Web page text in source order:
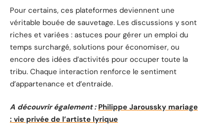
Pour certains, ces plateformes deviennent une
véritable bouée de sauvetage. Les discussions y sont
riches et variées : astuces pour gérer un emploi du
temps surchargé, solutions pour économiser, ou
encore des idées d’activités pour occuper toute la
tribu. Chaque interaction renforce le sentiment
d’appartenance et d’entraide.
A découvrir également : Philippe Jaroussky mariage
: vie privée de l’artiste lyrique